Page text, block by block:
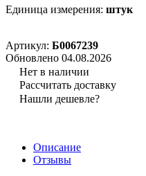
Единица измерения: штук
Артикул: Б0067239
Обновлено 04.08.2026
Нет в наличии
Рассчитать доставку
Нашли дешевле?
Описание
Отзывы